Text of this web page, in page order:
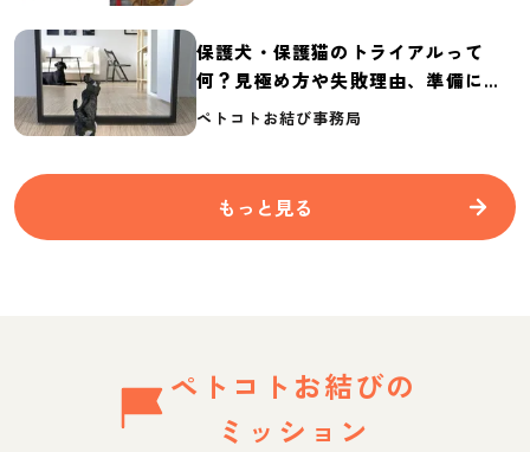
保護犬・保護猫のトライアルって
何？見極め方や失敗理由、準備に必
要なものを紹介
ペトコトお結び事務局
もっと見る
ペトコトお結びの
ミッション